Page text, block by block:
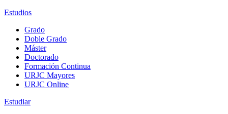
Estudios
Grado
Doble Grado
Máster
Doctorado
Formación Continua
URJC Mayores
URJC Online
Estudiar